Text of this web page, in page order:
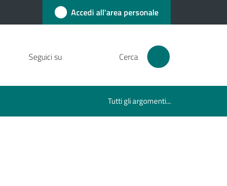
Accedi all'area personale
Seguici su Cerca
Tutti gli argomenti...